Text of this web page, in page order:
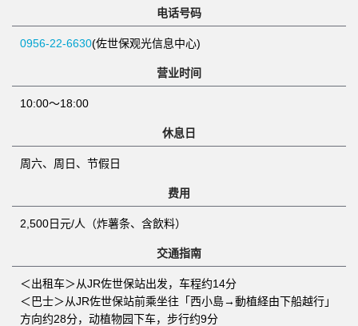
电话号码
0956-22-6630(佐世保观光信息中心)
营业时间
10:00～18:00
休息日
周六、周日、节假日
费用
2,500日元/人（炸薯条、含飲料）
交通指南
＜出租车＞从JR佐世保站出发，车程约14分
＜巴士＞从JR佐世保站前乘坐往「西小島→動植経由下船越行」
方向约28分，动植物园下车，步行约9分